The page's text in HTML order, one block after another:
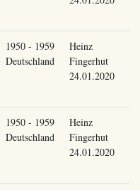
1950 - 1959
Deutschland
Heinz
Fingerhut
24.01.2020
1950 - 1959
Deutschland
Heinz
Fingerhut
24.01.2020